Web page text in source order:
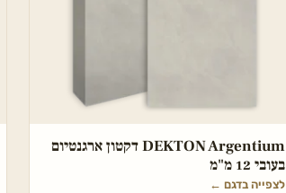
DEKTON Argentium דקטון ארגנטיום
בעובי 12 מ"מ
לצפייה בדגם ←